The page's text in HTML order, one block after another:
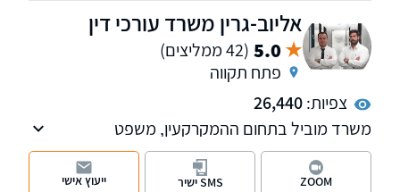
אליוב-גרין משרד עורכי דין
5.0 (42 ממליצים)
פתח תקווה
צפיות:26,440
משרד מוביל בתחום ההמקרקעין, משפט
האזרחי-מסחרי ודיני משפחה. משרדנו מספק
שירותים בנושאים: עסקאות מכר, פירוק שיתוף,
ZOOM SMS ישיר ייעוץ אישי